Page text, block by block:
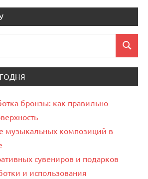
Поиск
бронзы: как правильно
музыкальных композиций в
сувениров и подарков
и использования